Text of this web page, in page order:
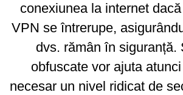
conexiunea la internet
VPN se întrerupe,
dvs. rămân în siguranță.
obfuscate vor ajuta
necesar un nivel ridicat de